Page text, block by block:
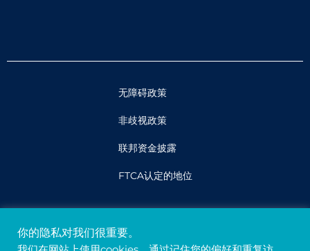
无障碍政策
非歧视政策
联邦资金披露
FTCA认定的地位
隐私权和保密性
你的隐私对我们很重要。